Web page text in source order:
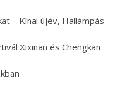
– Kínai újév, Hallámpás
Xixinan és Chengkan